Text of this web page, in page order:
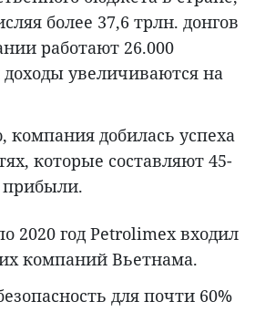
более 37,6 трлн. донгов
работают 26.000
увеличиваются на
компания добилась успеха
которые составляют 45-
прибыли.
2020 год Petrolimex входил
компаний Вьетнама.
для почти 60%